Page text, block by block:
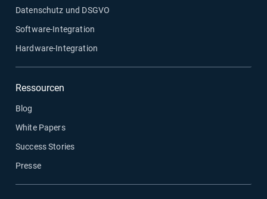
Datenschutz und DSGVO
Software-Integration
Hardware-Integration
Ressourcen
Blog
White Papers
Success Stories
Presse